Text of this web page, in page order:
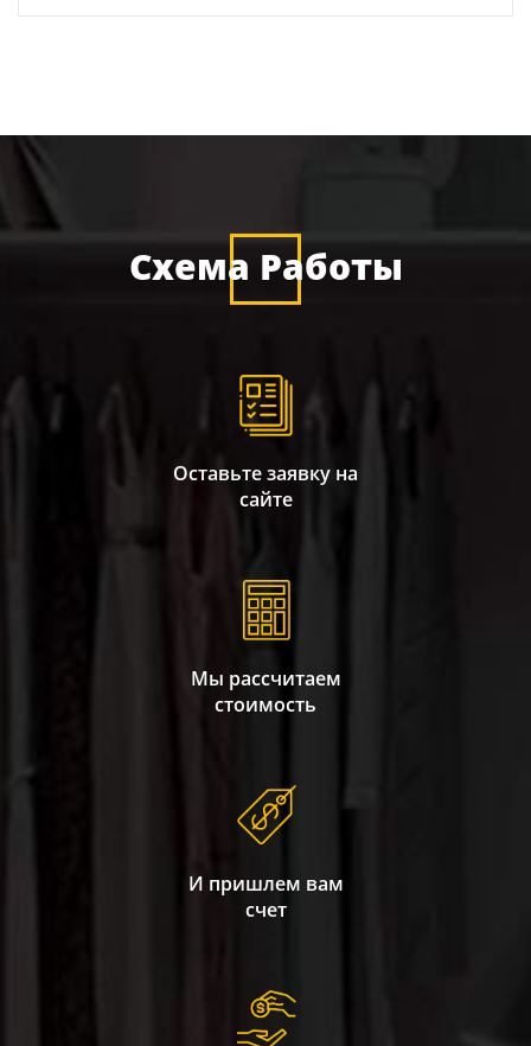
Схема Работы
Оставьте заявку на
сайте
Мы рассчитаем
стоимость
И пришлем вам
счет